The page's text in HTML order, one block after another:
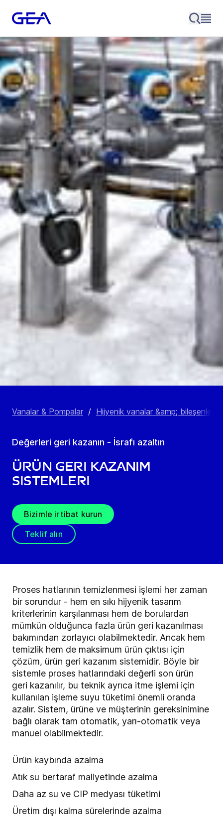
Vanalar & Pompalar / Hijyenik vanalar &amp; bileşenler
Değerleri geri kazanın - İsrafı azaltın
Ürün geri kazanım
sistemleri
Bizimle irtibat kurun
Teklif alın
Proses hatlarının temizlenmesi işlemi her zaman
bir sorundur - hem en sıkı hijyenik tasarım
kriterlerinin karşılanması hem de borulardan
mümkün olduğunca fazla ürün geri kazanılması
bakımından zorlayıcı olabilmektedir. Ancak hem
temizlik hem de maksimum ürün çıktısı için
çözüm, ürün geri kazanım sistemidir. Böyle bir
sistemle proses hatlarındaki değerli son ürün
geri kazanılır, bu teknik ayrıca itme işlemi için
kullanılan işleme suyu tüketimi önemli oranda
azalır. Sistem, ürüne ve müşterinin gereksinimine
bağlı olarak tam otomatik, yarı-otomatik veya
manuel olabilmektedir.
Ürün kaybında azalma
Atık su bertaraf maliyetinde azalma
Daha az su ve CIP medyası tüketimi
Üretim dışı kalma sürelerinde azalma